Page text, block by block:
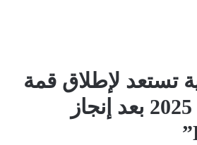
تستعد لإطلاق قمة
المستخدمين 2025 بعد إنجاز